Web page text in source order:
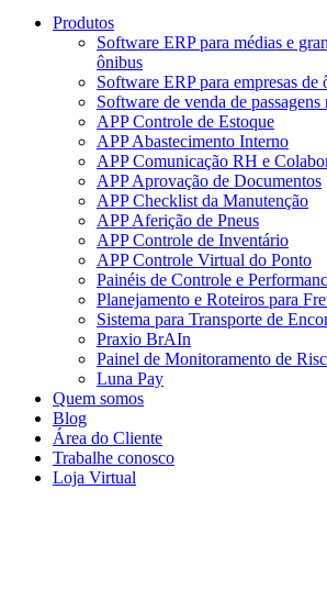
Produtos
Software ERP para médias e
ônibus
Software ERP para empresas de
Software de venda de
APP Controle de Estoque
APP Abastecimento Interno
APP Comunicação RH e
APP Aprovação de Documentos
APP Checklist da Manutenção
APP Aferição de Pneus
APP Controle de Inventário
APP Controle Virtual do Ponto
Painéis de Controle e
Planejamento e Roteiros para
Sistema para Transporte de
Praxio BrAIn
Painel de Monitoramento de
Luna Pay
Quem somos
Blog
Área do Cliente
Trabalhe conosco
Loja Virtual